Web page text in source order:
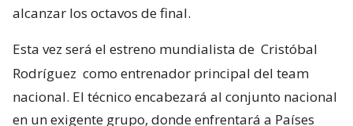
alcanzar los octavos de final.
Esta vez será el estreno mundialista de Cristóbal
Rodríguez como entrenador principal del team
nacional. El técnico encabezará al conjunto nacional
en un exigente grupo, donde enfrentará a Países